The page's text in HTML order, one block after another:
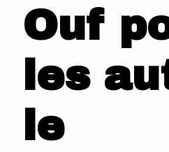
Ouf
les
le